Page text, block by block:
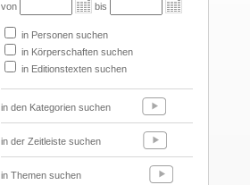
von bis
in Personen suchen
in Körperschaften suchen
in Editionstexten suchen
in den Kategorien suchen
in der Zeitleiste suchen
in Themen suchen